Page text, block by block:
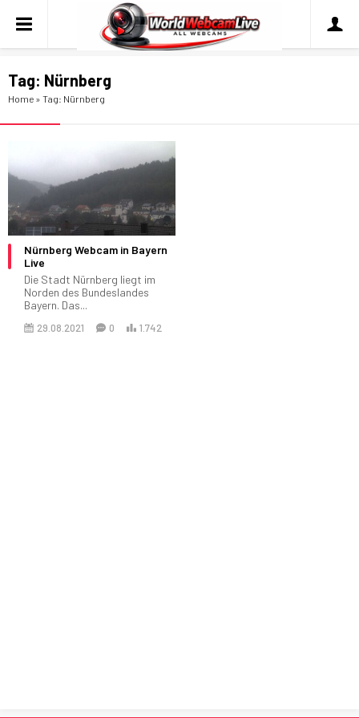
Tag: Nürnberg
Home » Tag: Nürnberg
Nürnberg Webcam in Bayern
Live
Die Stadt Nürnberg liegt im
Norden des Bundeslandes
Bayern. Das...
29.08.2021 0 1.742